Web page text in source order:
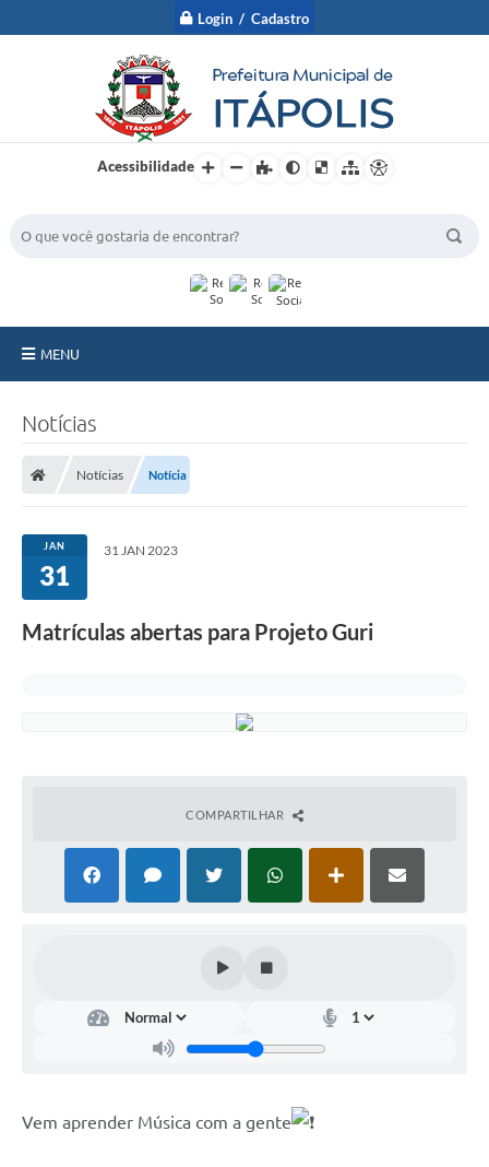
Login / Cadastro
Acessibilidade
MENU
Serviços Online
Carta de Serviços
Planos de Tecnologia da Informação e Comunicação
Itinerário do Transporte Público de Itápolis
Gasoduto (Gás Natural)
Notícias
Notícias Notícia
JAN
31
31 JAN 2023
Matrículas abertas para Projeto Guri
COMPARTILHAR
Vem aprender Música com a gente